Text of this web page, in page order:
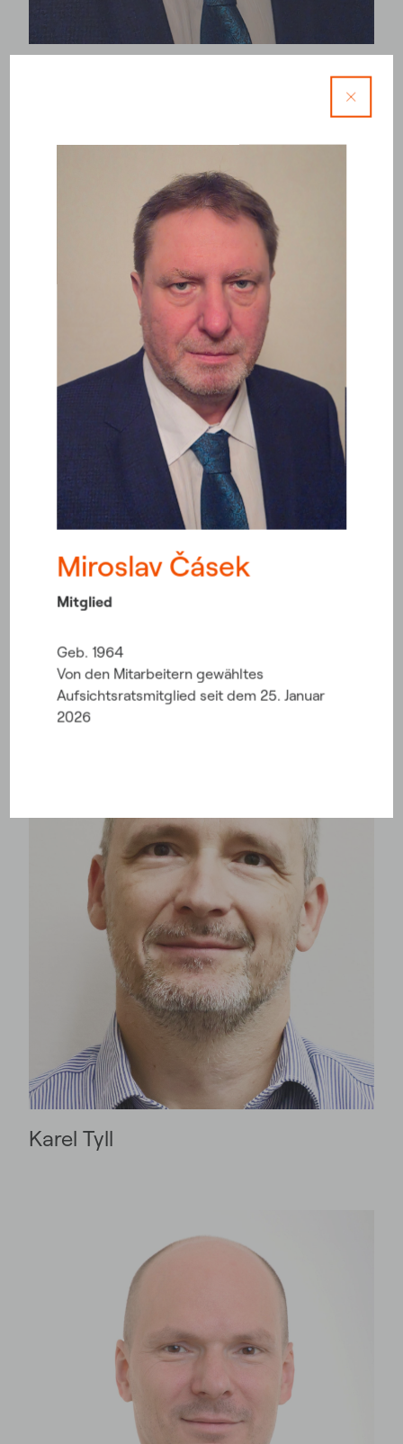
Radek Kleibl
Karel Tyll
Miroslav Čásek
Mitglied
Geb. 1964
Von den Mitarbeitern gewähltes
Aufsichtsratsmitglied seit dem 25. Januar
2026